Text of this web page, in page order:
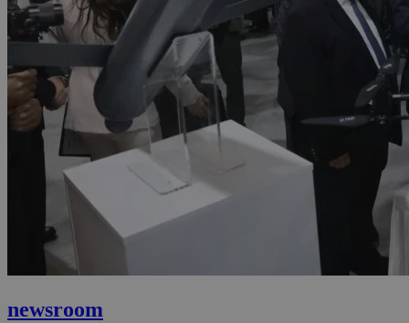
newsroom